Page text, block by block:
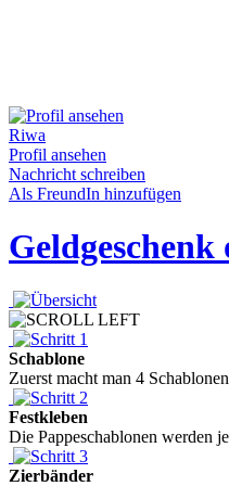
Riwa
Profil ansehen
Nachricht schreiben
Als FreundIn hinzufügen
Schablone
Zuerst macht man 4
Festkleben
Die Pappeschablonen werden
Zierbänder